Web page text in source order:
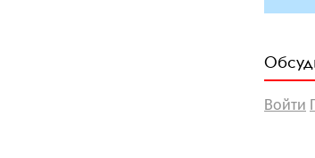
Войти